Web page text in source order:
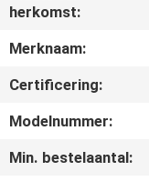
ONS
herkomst:
Merknaam:
Certificering:
Modelnummer:
Min. bestelaantal: